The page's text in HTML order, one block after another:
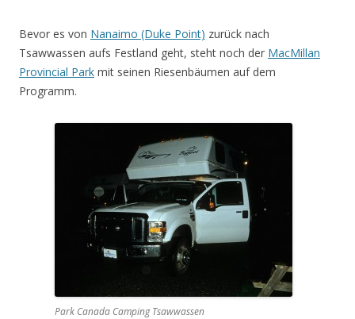
Bevor es von Nanaimo (Duke Point) zurück nach
Tsawwassen aufs Festland geht, steht noch der MacMillan
Provincial Park mit seinen Riesenbäumen auf dem
Programm.
Park Canada Camping Tsawwassen